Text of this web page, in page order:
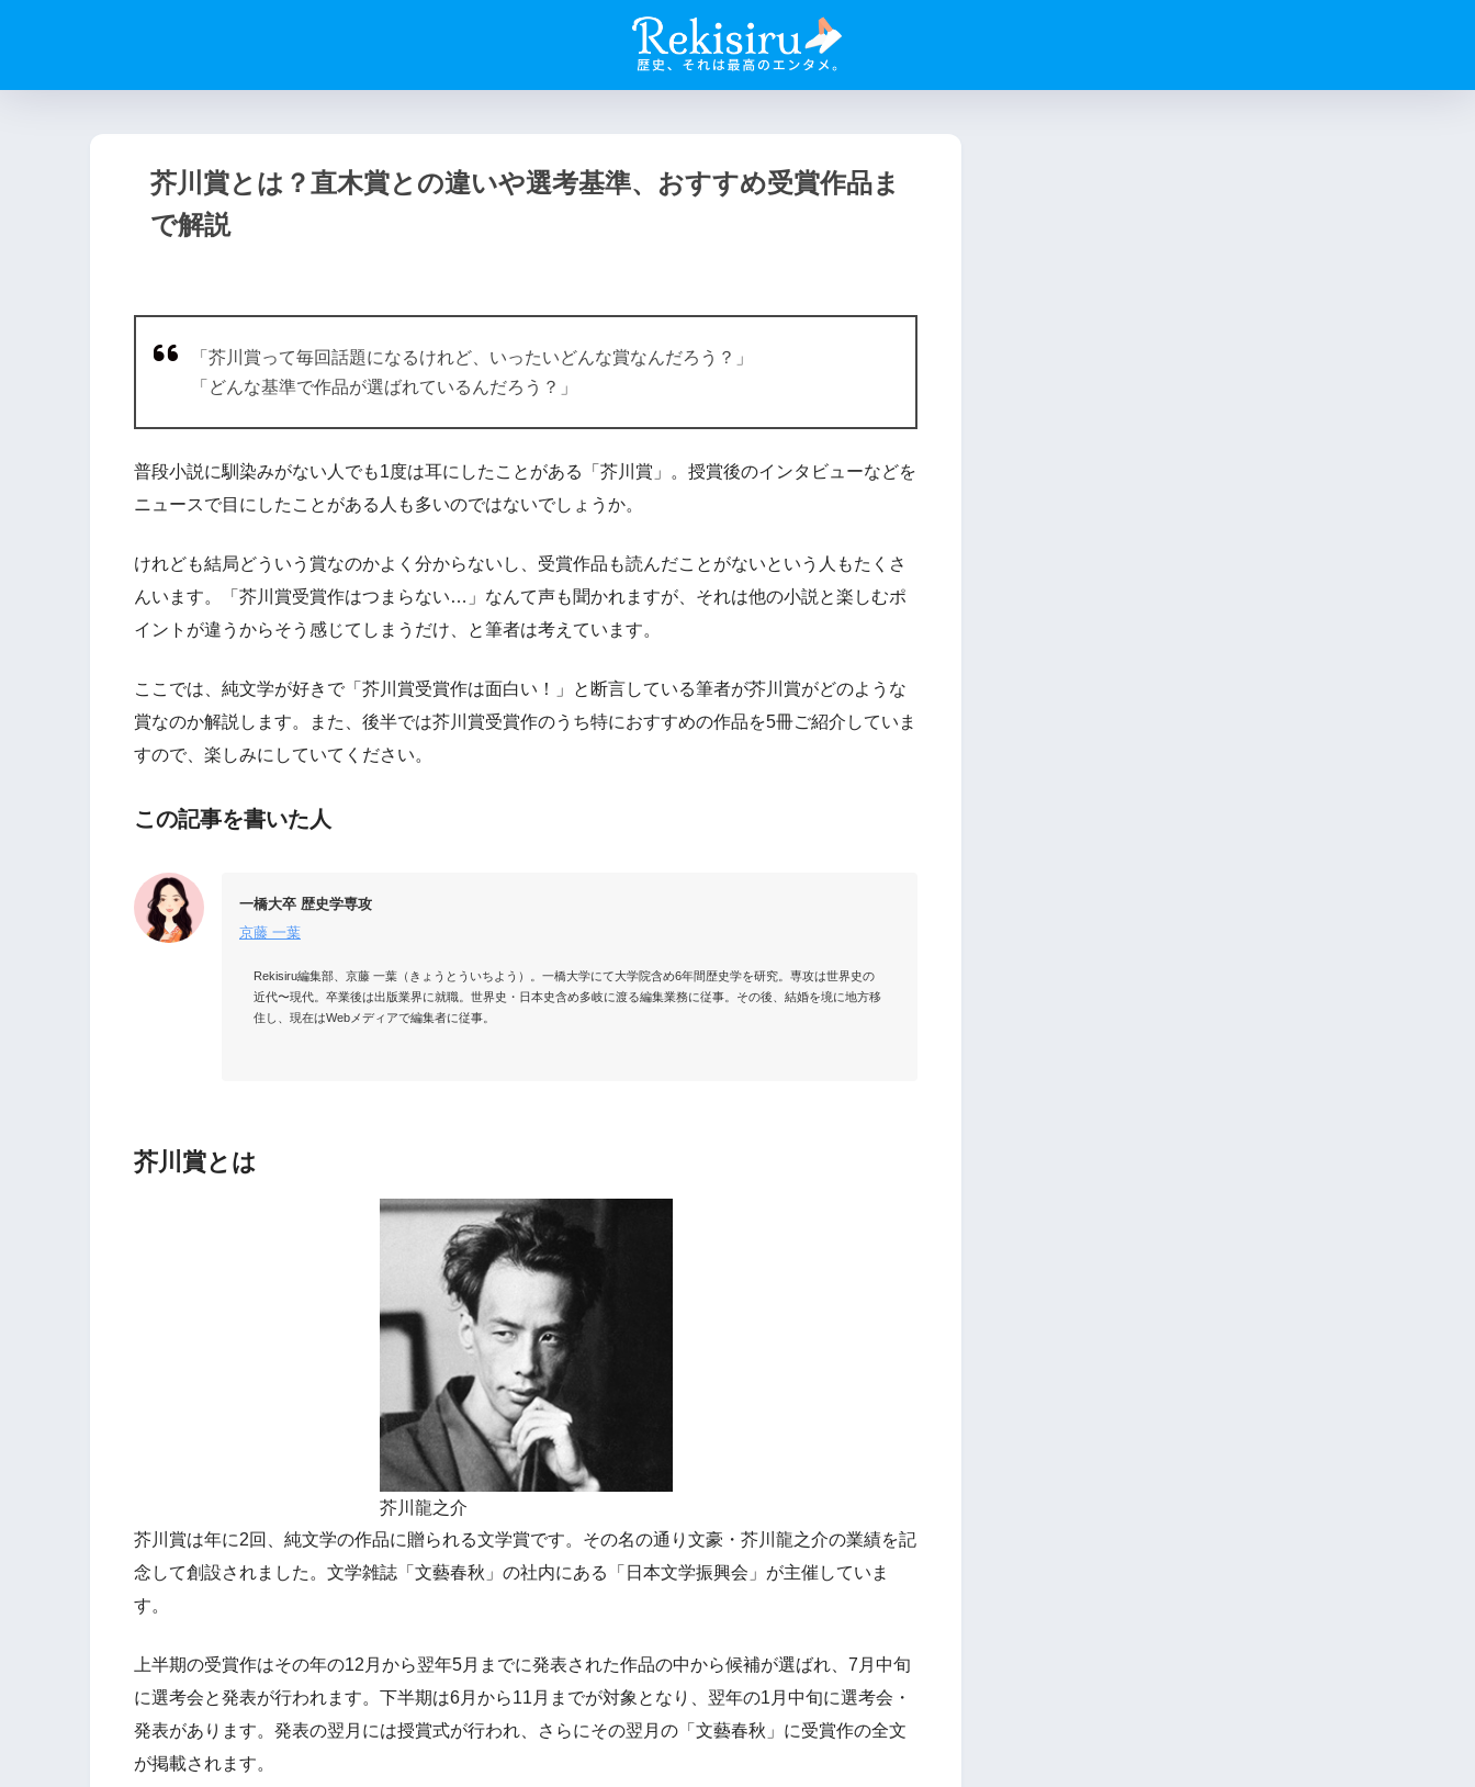
芥川賞とは？直木賞との違いや選考基準、おすすめ受賞作品ま
で解説
「芥川賞って毎回話題になるけれど、いったいどんな賞なんだろう？」
「どんな基準で作品が選ばれているんだろう？」
普段小説に馴染みがない人でも1度は耳にしたことがある「芥川賞」。授賞後のインタビューなどを
ニュースで目にしたことがある人も多いのではないでしょうか。
けれども結局どういう賞なのかよく分からないし、受賞作品も読んだことがないという人もたくさ
んいます。「芥川賞受賞作はつまらない…」なんて声も聞かれますが、それは他の小説と楽しむポ
イントが違うからそう感じてしまうだけ、と筆者は考えています。
ここでは、純文学が好きで「芥川賞受賞作は面白い！」と断言している筆者が芥川賞がどのような
賞なのか解説します。また、後半では芥川賞受賞作のうち特におすすめの作品を5冊ご紹介していま
すので、楽しみにしていてください。
この記事を書いた人
一橋大卒 歴史学専攻
京藤 一葉
Rekisiru編集部、京藤 一葉（きょうとういちよう）。一橋大学にて大学院含め6年間歴史学を研究。専攻は世界史の
近代〜現代。卒業後は出版業界に就職。世界史・日本史含め多岐に渡る編集業務に従事。その後、結婚を境に地方移
住し、現在はWebメディアで編集者に従事。
芥川賞とは
芥川龍之介
芥川賞は年に2回、純文学の作品に贈られる文学賞です。その名の通り文豪・芥川龍之介の業績を記
念して創設されました。文学雑誌「文藝春秋」の社内にある「日本文学振興会」が主催していま
す。
上半期の受賞作はその年の12月から翌年5月までに発表された作品の中から候補が選ばれ、7月中旬
に選考会と発表が行われます。下半期は6月から11月までが対象となり、翌年の1月中旬に選考会・
発表があります。発表の翌月には授賞式が行われ、さらにその翌月の「文藝春秋」に受賞作の全文
が掲載されます。